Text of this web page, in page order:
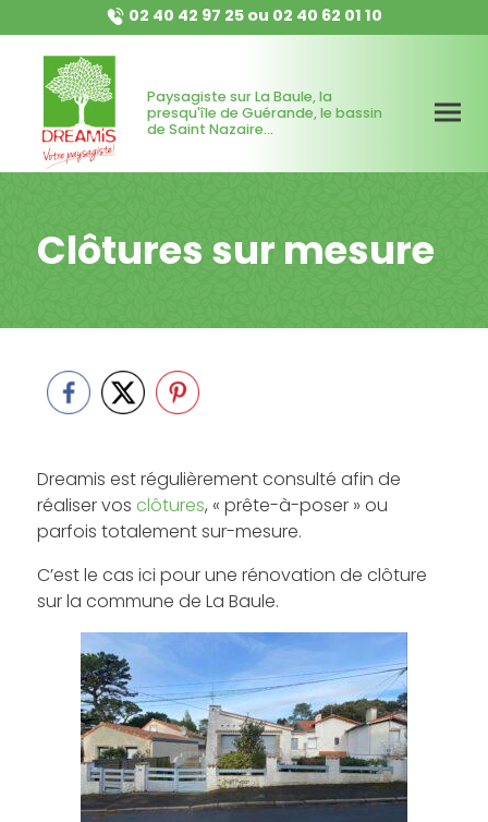
02 40 42 97 25ou 02 40 62 01 10
Paysagiste sur La Baule, la
presqu'île de Guérande, le bassin
de Saint Nazaire...
Clôtures sur mesure
Dreamis est régulièrement consulté afin de
réaliser vos clôtures, « prête-à-poser » ou
parfois totalement sur-mesure.
C’est le cas ici pour une rénovation de clôture
sur la commune de La Baule.